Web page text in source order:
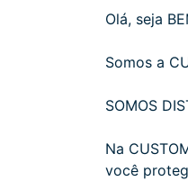
Olá, seja
Somos a
SOMOS
Na
você